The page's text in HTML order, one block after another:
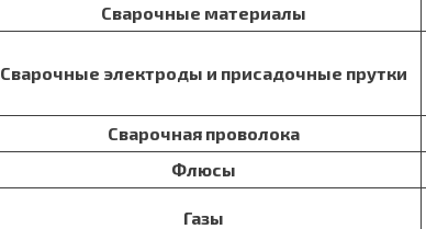
Сварочные материалы
Сварочные электроды и присадочные прутки
Сварочная проволока
Флюсы
Газы